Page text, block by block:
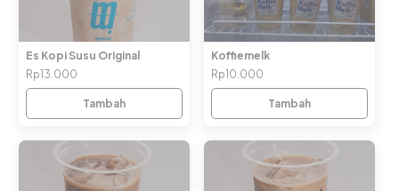
Es Kopi Susu Original
Rp13.000
Tambah
Koffiemelk
Rp10.000
Tambah